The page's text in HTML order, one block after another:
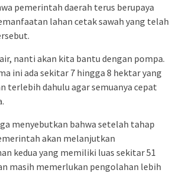
pemerintah daerah terus berupaya
lahan cetak sawah yang telah
nanti akan kita bantu dengan pompa.
ini ada sekitar 7 hingga 8 hektar yang
terlebih dahulu agar semuanya cepat
menyebutkan bahwa setelah tahap
akan melanjutkan
kedua yang memiliki luas sekitar 51
masih memerlukan pengolahan lebih